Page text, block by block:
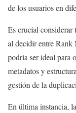
de los usuarios en
Es crucial considerar
al decidir entre
podría ser ideal para
metadatos y
gestión de la
En última instancia,